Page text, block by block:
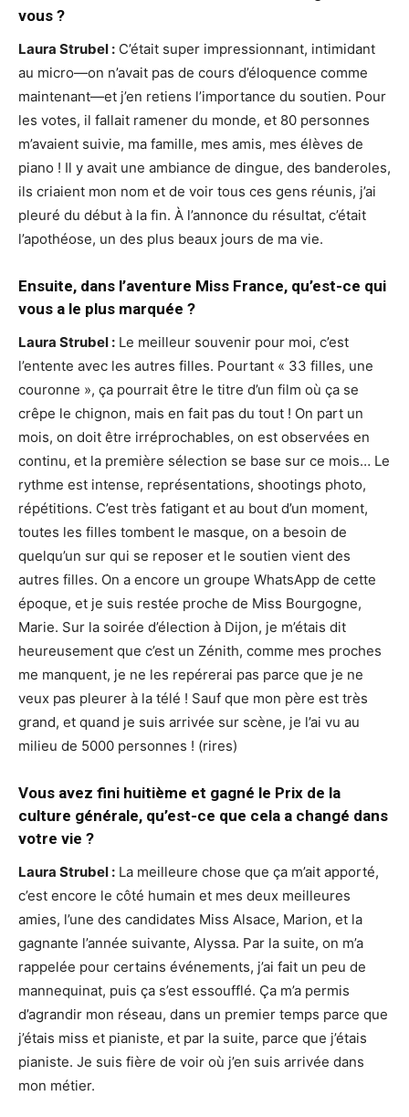
vous ?
Laura Strubel : C’était super impressionnant, intimidant
au micro—on n’avait pas de cours d’éloquence comme
maintenant—et j’en retiens l’importance du soutien. Pour
les votes, il fallait ramener du monde, et 80 personnes
m’avaient suivie, ma famille, mes amis, mes élèves de
piano ! Il y avait une ambiance de dingue, des banderoles,
ils criaient mon nom et de voir tous ces gens réunis, j’ai
pleuré du début à la fin. À l’annonce du résultat, c’était
l’apothéose, un des plus beaux jours de ma vie.
Ensuite, dans l’aventure Miss France, qu’est-ce qui
vous a le plus marquée ?
Laura Strubel : Le meilleur souvenir pour moi, c’est
l’entente avec les autres filles. Pourtant « 33 filles, une
couronne », ça pourrait être le titre d’un film où ça se
crêpe le chignon, mais en fait pas du tout ! On part un
mois, on doit être irréprochables, on est observées en
continu, et la première sélection se base sur ce mois… Le
rythme est intense, représentations, shootings photo,
répétitions. C’est très fatigant et au bout d’un moment,
toutes les filles tombent le masque, on a besoin de
quelqu’un sur qui se reposer et le soutien vient des
autres filles. On a encore un groupe WhatsApp de cette
époque, et je suis restée proche de Miss Bourgogne,
Marie. Sur la soirée d’élection à Dijon, je m’étais dit
heureusement que c’est un Zénith, comme mes proches
me manquent, je ne les repérerai pas parce que je ne
veux pas pleurer à la télé ! Sauf que mon père est très
grand, et quand je suis arrivée sur scène, je l’ai vu au
milieu de 5000 personnes ! (rires)
Vous avez fini huitième et gagné le Prix de la
culture générale, qu’est-ce que cela a changé dans
votre vie ?
Laura Strubel : La meilleure chose que ça m’ait apporté,
c’est encore le côté humain et mes deux meilleures
amies, l’une des candidates Miss Alsace, Marion, et la
gagnante l’année suivante, Alyssa. Par la suite, on m’a
rappelée pour certains événements, j’ai fait un peu de
mannequinat, puis ça s’est essoufflé. Ça m’a permis
d’agrandir mon réseau, dans un premier temps parce que
j’étais miss et pianiste, et par la suite, parce que j’étais
pianiste. Je suis fière de voir où j’en suis arrivée dans
mon métier.